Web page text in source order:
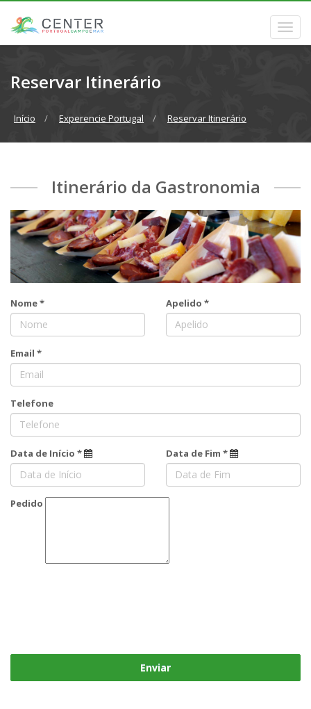
Reservar Itinerário
Início Experencie Portugal Reservar Itinerário
Itinerário da Gastronomia
Nome * Apelido *
Email *
Telefone
Data de Início * Data de Fim *
Pedido
Enviar